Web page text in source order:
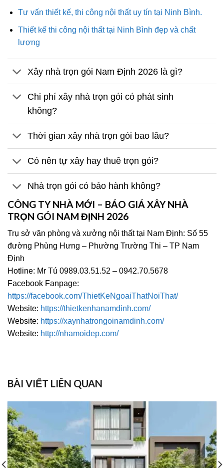
Tư vấn thiết kế, thi công nội thất uy tín tại Ninh Bình.
Thiết kế thi công nội thất tại Ninh Bình đẹp và chất
lượng
Xây nhà trọn gói Nam Định 2026 là gì?
Chi phí xây nhà trọn gói có phát sinh
không?
Thời gian xây nhà trọn gói bao lâu?
Có nên tự xây hay thuê trọn gói?
Nhà trọn gói có bảo hành không?
CÔNG TY NHÀ MỚI – BÁO GIÁ XÂY NHÀ
TRỌN GÓI NAM ĐỊNH 2026
Trụ sở văn phòng và xưởng nội thất tại Nam Định: Số 55
đường Phùng Hưng – Phường Trường Thi – TP Nam
Định
Hotline: Mr Tú 0989.03.51.52 – 0942.70.5678
Facebook Fanpage:
https://facebook.com/ThietKeNgoaiThatNoiThat/
Website: https://thietkenhanamdinh.com/
Website: https://xaynhatrongoinamdinh.com/
Website: http://nhamoidep.com/
BÀI VIẾT LIÊN QUAN